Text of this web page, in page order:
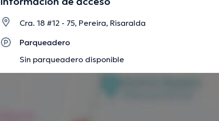
Cra. 18 #12 - 75, Pereira, Risaralda
Parqueadero
Sin parqueadero disponible